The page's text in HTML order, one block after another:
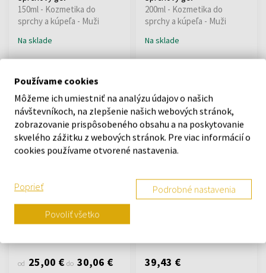
150ml - Kozmetika do
sprchy a kúpeľa - Muži
Na sklade
23,37 €
200ml - Kozmetika do
sprchy a kúpeľa - Muži
Na sklade
Akcia
Nina Ricci L'Air du Temps
Od 200ml - do 200ml
Na sklade
od 25,00 € do 30,06 €
Chloe Chloé Sprchový gel
200ml - Kozmetika do
39,43 €
Používame cookies
Môžeme ich umiestniť na analýzu údajov o našich
návštevníkoch, na zlepšenie našich webových stránok,
zobrazovanie prispôsobeného obsahu a na poskytovanie
skvelého zážitku z webových stránok. Pre viac informácií o
cookies používame otvorené nastavenia.
Poprieť Podrobné nastavenia
Povoliť všetko